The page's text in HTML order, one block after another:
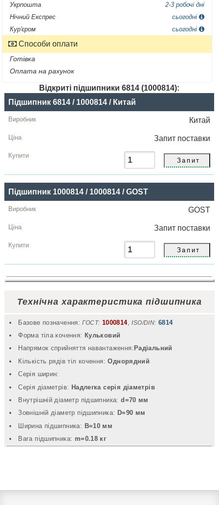
Укрпошта
2-3 робочі дні
Нічний Експрес
сьогодні
Кур'єром
сьогодні
Способи оплати
Готівка
Оплата на рахунок
Відкриті підшипники 6814 (1000814):
Назва
Виробник
Радіальний
грн
Купити
Підшипник 6814 / 1000814 / Китай
Китай
Запит поставки
Підшипник 1000814 / 1000814 / GOST
GOST
Запит поставки
Технічна характеристика підшипника
Базове позначення: ГОСТ: 1000814,ISO/DIN: 6814
Форма тіла кочення: Кульковий
Напрямок сприйняття навантаження: Радіальний
Кількість рядів тіл кочення:Однорядний
Серія ширин:
Серія діаметрів: Надлегка серія діаметрів
Внутрішній діаметр підшипника:d=70 мм
Зовнішній діаметр підшипника: D=90 мм
Ширина підшипника: B=10 мм
Вага підшипника: m=0.18 кг